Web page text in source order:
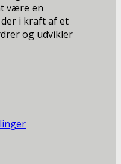
være en
i kraft af et
og udvikler